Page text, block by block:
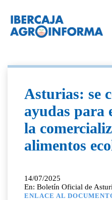
Asturias: se
ayudas para
la
alimentos
14/07/2025
En: Boletín Oficial de
ENLACE AL